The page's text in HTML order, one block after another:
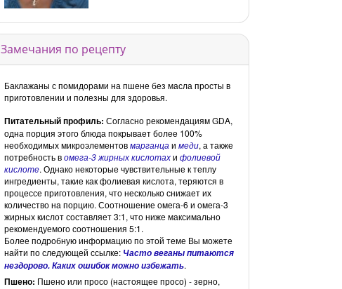
Замечания по рецепту
Баклажаны с помидорами на пшене без масла просты в
приготовлении и полезны для здоровья.
Питательный профиль: Согласно рекомендациям GDA,
одна порция этого блюда покрывает более 100%
необходимых микроэлементовмарганца и меди, а также
потребность вомега-3 жирных кислотахи фолиевой
кислоте. Однако некоторые чувствительные к теплу
ингредиенты, такие как фолиевая кислота, теряются в
процессе приготовления, что несколько снижает их
количество на порцию. Соотношение омега-6 и омега-3
жирных кислот составляет 3:1, что ниже максимально
рекомендуемого соотношения 5:1.
Более подробную информацию по этой теме Вы можете
найти по следующей ссылке: Часто веганы питаются
нездорово. Каких ошибок можно избежать.
Пшено: Пшено или просо (настоящее просо) - зерно,